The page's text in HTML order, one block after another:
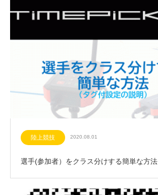
陸上競技 2020.08.01
選手(参加者）をクラス分けする簡単な方法